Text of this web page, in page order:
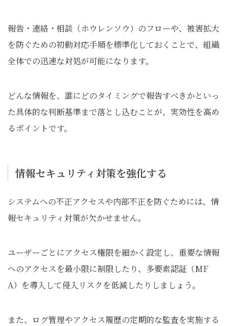
報告・連絡・相談（ホウレンソウ）のフローや、被害拡大
を防ぐための初動対応手順を標準化しておくことで、組織
全体での迅速な対処が可能になります。
どんな情報を、誰にどのタイミングで報告すべきかといっ
た具体的な判断基準まで落とし込むことが、実効性を高め
るポイントです。
情報セキュリティ対策を強化する
システムへの不正アクセスや内部不正を防ぐためには、情
報セキュリティ対策が欠かせません。
ユーザーごとにアクセス権限を細かく設定し、重要な情報
へのアクセスを最小限に制限したり、多要素認証（MF
A）を導入して侵入リスクを低減したりしましょう。
また、ログ管理やアクセス履歴の定期的な監査を実施する